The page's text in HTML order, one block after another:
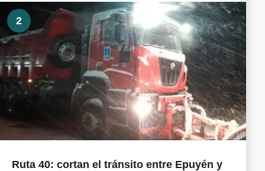
2
Ruta 40: cortan el tránsito entre Epuyén y